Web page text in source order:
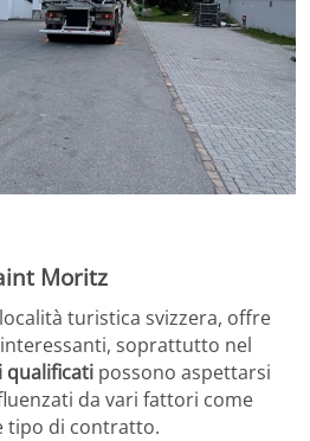
Moritz
turistica svizzera, offre
soprattutto nel
qualificati possono aspettarsi
da vari fattori come
tipo di contratto.